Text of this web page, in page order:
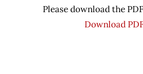
Please download the
Download